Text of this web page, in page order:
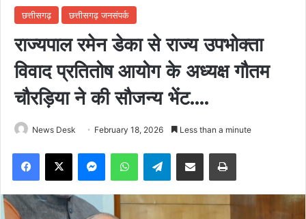
छत्तीसगढ़ छत्तीसगढ़ जनसंपर्क
राज्यपाल रमेन डेका से राज्य उपभोक्ता
विवाद प्रतितोष आयोग के अध्यक्ष गौतम
चौरड़िया ने की सौजन्य भेंट….
News Desk February 18, 2026 Less than a minute
Facebook
X MessengerWhatsAppTelegramShare via Email Print